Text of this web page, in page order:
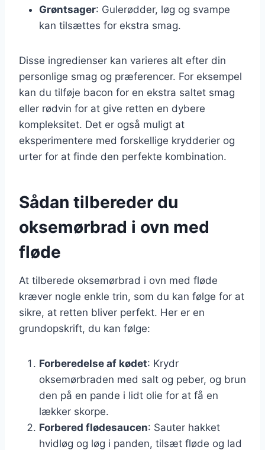
Grøntsager: Gulerødder, løg og svampe
kan tilsættes for ekstra smag.
Disse ingredienser kan varieres alt efter din
personlige smag og præferencer. For eksempel
kan du tilføje bacon for en ekstra saltet smag
eller rødvin for at give retten en dybere
kompleksitet. Det er også muligt at
eksperimentere med forskellige krydderier og
urter for at finde den perfekte kombination.
Sådan tilbereder du
oksemørbrad i ovn med
fløde
At tilberede oksemørbrad i ovn med fløde
kræver nogle enkle trin, som du kan følge for at
sikre, at retten bliver perfekt. Her er en
grundopskrift, du kan følge:
Forberedelse af kødet: Krydr
oksemørbraden med salt og peber, og brun
den på en pande i lidt olie for at få en
lækker skorpe.
Forbered flødesaucen: Sauter hakket
hvidløg og løg i panden, tilsæt fløde og lad